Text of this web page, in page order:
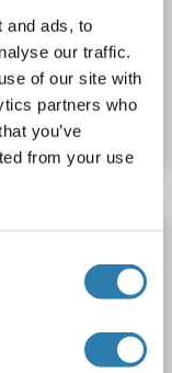
and ads, to
our traffic.
of our site with
partners who
you’ve
from your use
Details
Wirt: Kaninchen